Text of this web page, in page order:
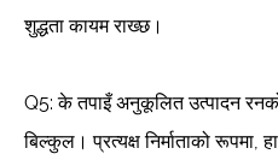
शुद्धता कायम राख्छ।
Q5: के तपाइँ अनुकूलित उत्पादन
बिल्कुल। प्रत्यक्ष निर्माताको रूपमा,